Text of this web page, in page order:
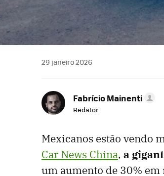
29 janeiro 2026
Fabrício Mainenti
Redator
Mexicanos estão vendo
Car News China, a
um aumento de 30%